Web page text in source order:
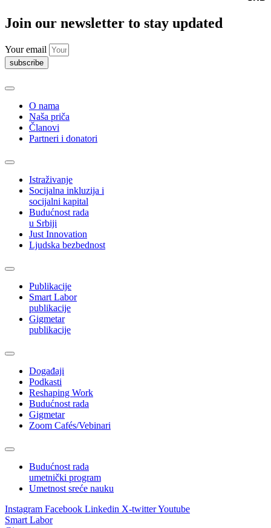
Join our newsletter to stay updated
Your email
subscribe
O nama
Naša priča
Članovi
Partneri i donatori
Istraživanje
Socijalna inkluzija i
socijalni kapital
Budućnost rada
u Srbiji
Just Innovation
Ljudska bezbednost
Publikacije
Smart Labor
publikacije
Gigmetar
publikacije
Događaji
Podkasti
Reshaping Work
Budućnost rada
Gigmetar
Zoom Cafés/Vebinari
Budućnost rada
umetnički program
Umetnost sreće nauku
Instagram Facebook Linkedin X-twitterYoutube
Smart Labor